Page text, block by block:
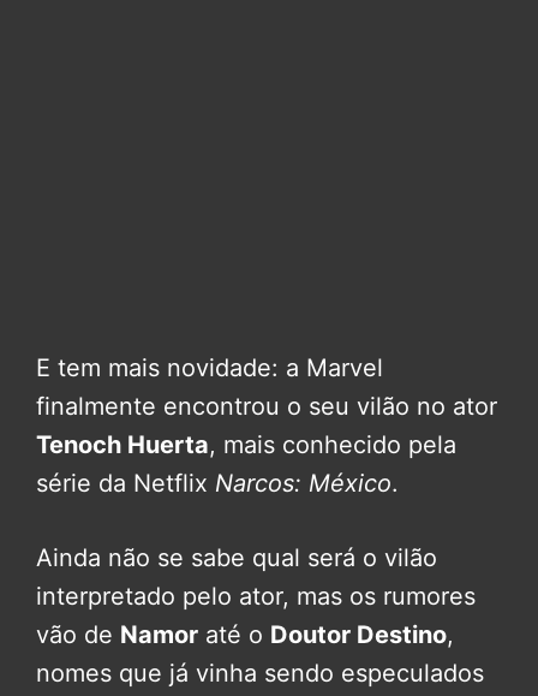
E tem mais novidade: a Marvel
finalmente encontrou o seu vilão no ator
Tenoch Huerta, mais conhecido pela
série da Netflix Narcos: México.
Ainda não se sabe qual será o vilão
interpretado pelo ator, mas os rumores
vão de Namor até o Doutor Destino,
nomes que já vinha sendo especulados